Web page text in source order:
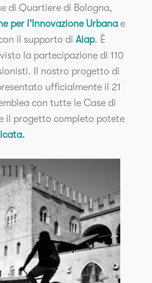
di Quartiere di Bologna,
per l’Innovazione Urbanae
il supporto di Aiap. È
la partecipazione di 110
Il nostro progetto di
ufficialmente il 21
con tutte le Case di
il progetto completo potete